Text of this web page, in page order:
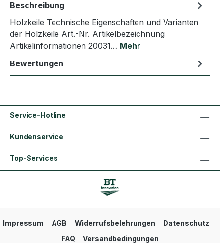
Beschreibung
Holzkeile Technische Eigenschaften und Varianten
der Holzkeile Art.-Nr. Artikelbezeichnung
Artikelinformationen 20031… Mehr
Bewertungen
Service-Hotline
Kundenservice
Top-Services
Impressum AGB Widerrufsbelehrungen
Datenschutz
FAQ
Versandbedingungen